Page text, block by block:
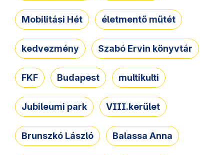
Mobilitási Hét életmentő műtét
kedvezmény Szabó Ervin könyvtár
FKF Budapest multikulti
Jubileumi park VIII.kerület
Brunszkó László Balassa Anna